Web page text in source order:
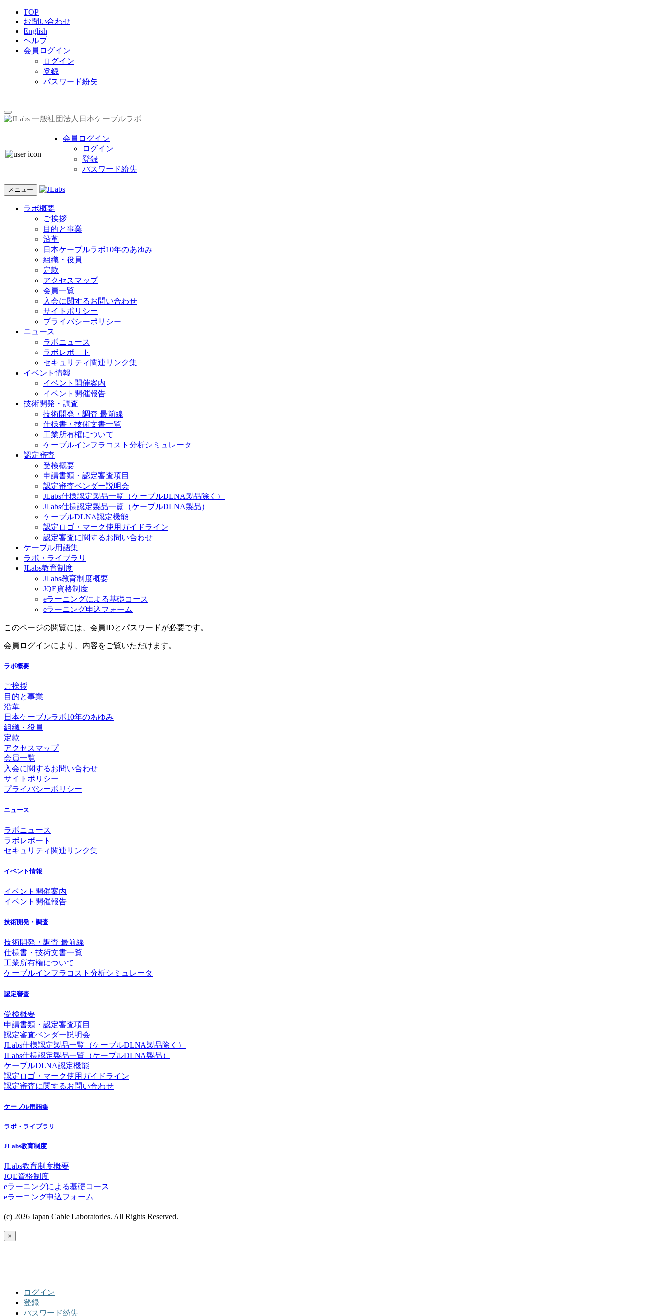
TOP
お問い合わせ
English
ヘルプ
会員ログイン
ログイン
登録
パスワード紛失
一般社団法人日本ケーブルラボ
会員ログイン
ログイン
登録
パスワード紛失
メニュー
ラボ概要
ご挨拶
目的と事業
沿革
日本ケーブルラボ10年のあゆみ
組織・役員
定款
アクセスマップ
会員一覧
入会に関するお問い合わせ
サイトポリシー
プライバシーポリシー
ニュース
ラボニュース
ラボレポート
セキュリティ関連リンク集
イベント情報
イベント開催案内
イベント開催報告
技術開発・調査
技術開発・調査 最前線
仕様書・技術文書一覧
工業所有権について
ケーブルインフラコスト分析シミュレータ
認定審査
受検概要
申請書類・認定審査項目
認定審査ベンダー説明会
JLabs仕様認定製品一覧（ケーブルDLNA製品除く）
JLabs仕様認定製品一覧（ケーブルDLNA製品）
ケーブルDLNA認定機能
認定ロゴ・マーク使用ガイドライン
認定審査に関するお問い合わせ
ケーブル用語集
ラボ・ライブラリ
JLabs教育制度
JLabs教育制度概要
JQE資格制度
eラーニングによる基礎コース
eラーニング申込フォーム
このページの閲覧には、会員IDとパスワードが必要です。
会員ログインにより、内容をご覧いただけます。
ラボ概要
ご挨拶
目的と事業
沿革
日本ケーブルラボ10年のあゆみ
組織・役員
定款
アクセスマップ
会員一覧
入会に関するお問い合わせ
サイトポリシー
プライバシーポリシー
ニュース
ラボニュース
ラボレポート
セキュリティ関連リンク集
イベント情報
イベント開催案内
イベント開催報告
技術開発・調査
技術開発・調査 最前線
仕様書・技術文書一覧
工業所有権について
ケーブルインフラコスト分析シミュレータ
認定審査
受検概要
申請書類・認定審査項目
認定審査ベンダー説明会
JLabs仕様認定製品一覧（ケーブルDLNA製品除く）
JLabs仕様認定製品一覧（ケーブルDLNA製品）
ケーブルDLNA認定機能
認定ロゴ・マーク使用ガイドライン
認定審査に関するお問い合わせ
ケーブル用語集
ラボ・ライブラリ
JLabs教育制度
JLabs教育制度概要
JQE資格制度
eラーニングによる基礎コース
eラーニング申込フォーム
(c) 2026 Japan Cable Laboratories. All Rights Reserved.
×
ログイン
登録
パスワード紛失